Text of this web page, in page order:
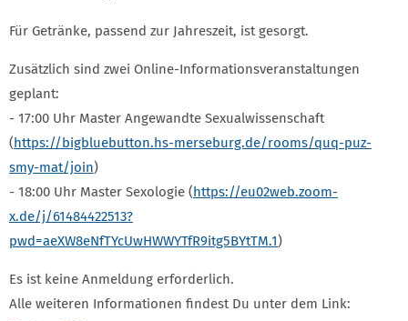
Für Getränke, passend zur Jahreszeit, ist gesorgt.
Zusätzlich sind zwei Online-Informationsveranstaltungen
geplant:
- 17:00 Uhr Master Angewandte Sexualwissenschaft
(https://bigbluebutton.hs-merseburg.de/rooms/quq-puz-
smy-mat/join)
- 18:00 Uhr Master Sexologie (https://eu02web.zoom-
x.de/j/61484422513?
pwd=aeXW8eNfTYcUwHWWYTfR9itg5BYtTM.1)
Es ist keine Anmeldung erforderlich.
Alle weiteren Informationen findest Du unter dem Link: